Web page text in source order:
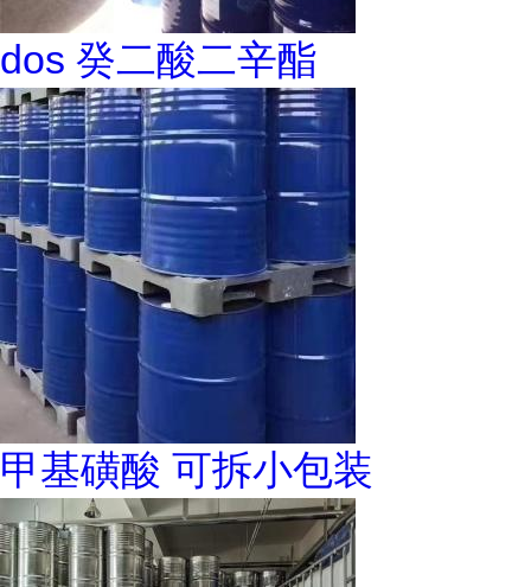
dos 癸二酸二辛酯
甲基磺酸 可拆小包装